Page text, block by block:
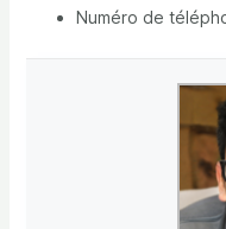
Numéro de